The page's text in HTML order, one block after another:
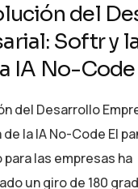
del
Softr y
IA No-Code
del Desarrollo
de la IA No-Code El
las empresas ha
un giro de 180